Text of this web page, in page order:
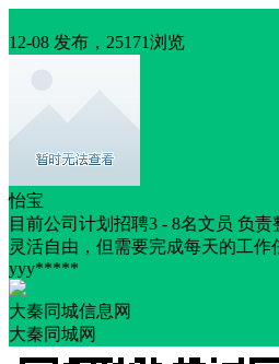
12-08 发布，25171浏览
怡宝
目前公司计划招聘3 - 8名文员 负
灵活自由，但需要完成每天的工
yyy*****
大秦同城信息网
大秦同城网